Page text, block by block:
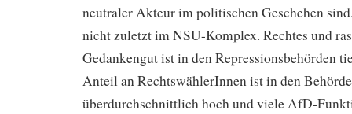
neutraler Akteur im politischen Geschehen
nicht zuletzt im NSU-Komplex. Rechtes und
Gedankengut ist in den Repressionsbehörden
Anteil an RechtswählerInnen ist in den
überdurchschnittlich hoch und viele AfD-